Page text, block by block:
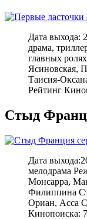
Дата выхода:
драма,
главных
Ясиновская,
Таисия-
Рейтинг
Стыд
Дата
мелодрама
Монсарра,
Филиппина
Ориан, Асса
Кинопоиска: